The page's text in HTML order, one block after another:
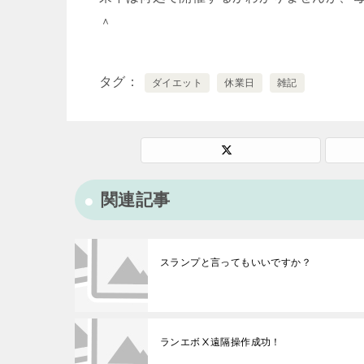
＾
タグ ダイエット 休業日 雑記
関連記事
スランプと言ってもいいですか？
ランエボⅩ遠隔操作成功！